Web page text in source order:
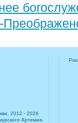
2012 - 2026
Артемия.